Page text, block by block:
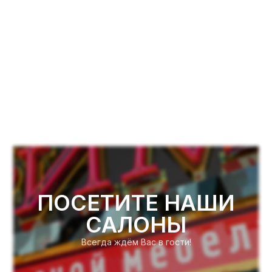
ПОСЕТИТЕ НАШИ
САЛОНЫ
Всегда ждём Вас в гости!